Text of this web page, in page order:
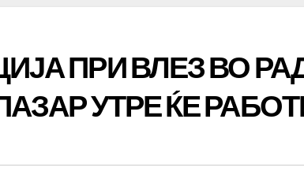
ПРИ ВЛЕЗ ВО
УТРЕ ЌЕ